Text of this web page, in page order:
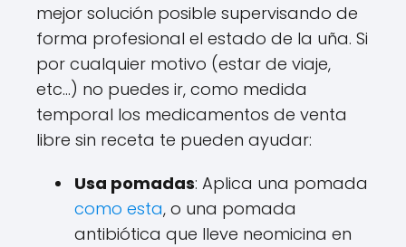
mejor solución posible supervisando de
forma profesional el estado de la uña. Si
por cualquier motivo (estar de viaje,
etc...) no puedes ir, como medida
temporal los medicamentos de venta
libre sin receta te pueden ayudar:
Usa pomadas: Aplica una pomada
como esta, o una pomada
antibiótica que lleve neomicina en